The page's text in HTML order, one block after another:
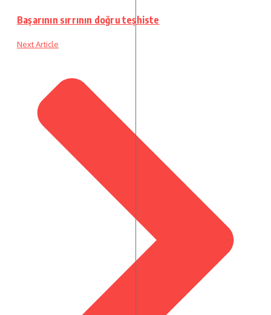
Başarının sırrının doğru teşhiste
Next Article